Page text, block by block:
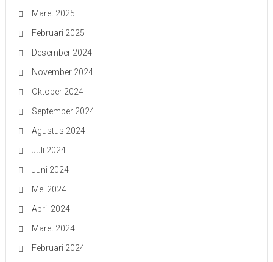
Maret 2025
Februari 2025
Desember 2024
November 2024
Oktober 2024
September 2024
Agustus 2024
Juli 2024
Juni 2024
Mei 2024
April 2024
Maret 2024
Februari 2024